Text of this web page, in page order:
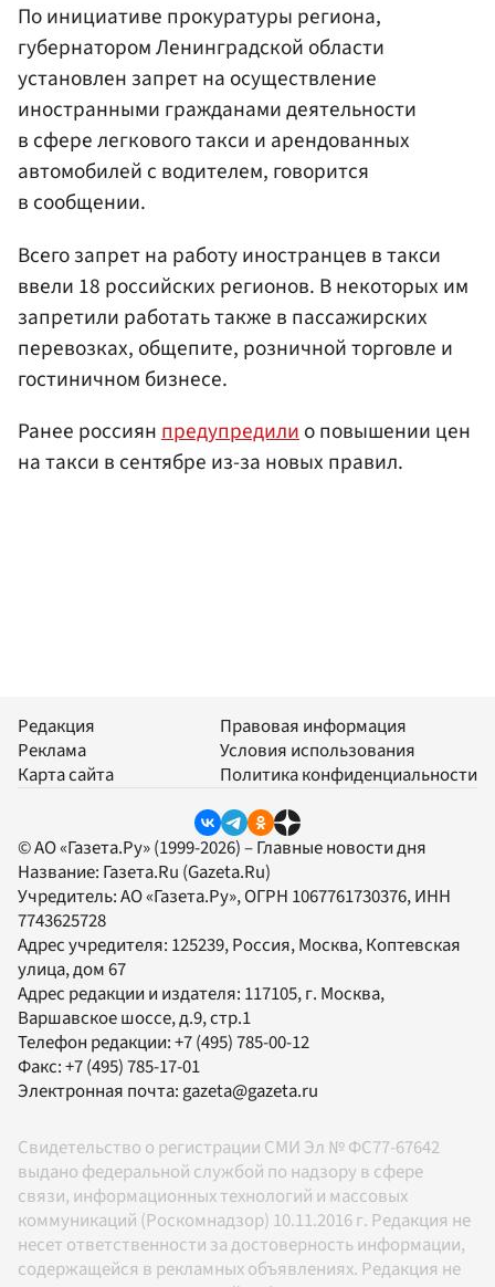
По инициативе прокуратуры региона,
губернатором Ленинградской области
установлен запрет на осуществление
иностранными гражданами деятельности
в сфере легкового такси и арендованных
автомобилей с водителем, говорится
в сообщении.
Всего запрет на работу иностранцев в такси
ввели 18 российских регионов. В некоторых им
запретили работать также в пассажирских
перевозках, общепите, розничной торговле и
гостиничном бизнесе.
Ранее россиянпредупредилио повышении цен
на такси в сентябре из-за новых правил.
Редакция
Реклама
Карта сайта
Правовая информация
Условия использования
Политика конфиденциальности
© АО «Газета.Ру» (1999-2026) – Главные новости дня
Название: Газета.Ru (Gazeta.Ru)
Учредитель:АО «Газета.Ру», ОГРН 1067761730376, ИНН
7743625728
Адрес учредителя: 125239, Россия, Москва, Коптевская
улица, дом 67
Адрес редакции и издателя: 117105, г. Москва,
Варшавское шоссе, д.9, стр.1
Телефон редакции:+7 (495) 785-00-12
Факс:+7 (495) 785-17-01
Электронная почта:gazeta@gazeta.ru
Свидетельство о регистрации СМИ Эл № ФС77-67642
выдано федеральной службой по надзору в сфере
связи, информационных технологий и массовых
коммуникаций (Роскомнадзор) 10.11.2016 г. Редакция не
несет ответственности за достоверность информации,
содержащейся в рекламных объявлениях. Редакция не